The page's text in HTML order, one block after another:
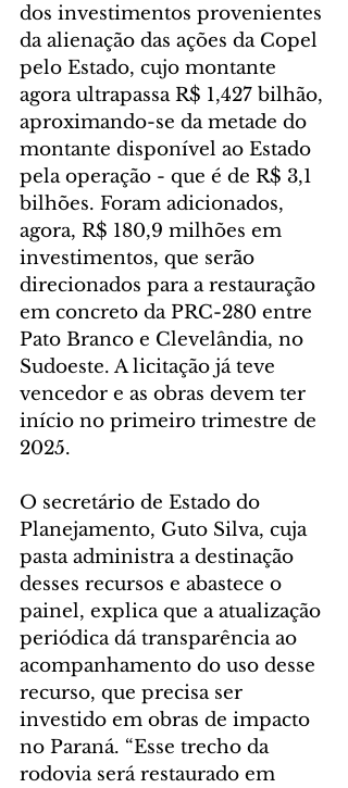
dos investimentos provenientes
da alienação das ações da Copel
pelo Estado, cujo montante
agora ultrapassa R$ 1,427 bilhão,
aproximando-se da metade do
montante disponível ao Estado
pela operação - que é de R$ 3,1
bilhões. Foram adicionados,
agora, R$ 180,9 milhões em
investimentos, que serão
direcionados para a restauração
em concreto da PRC-280 entre
Pato Branco e Clevelândia, no
Sudoeste. A licitação já teve
vencedor e as obras devem ter
início no primeiro trimestre de
2025.
O secretário de Estado do
Planejamento, Guto Silva, cuja
pasta administra a destinação
desses recursos e abastece o
painel, explica que a atualização
periódica dá transparência ao
acompanhamento do uso desse
recurso, que precisa ser
investido em obras de impacto
no Paraná. “Esse trecho da
rodovia será restaurado em